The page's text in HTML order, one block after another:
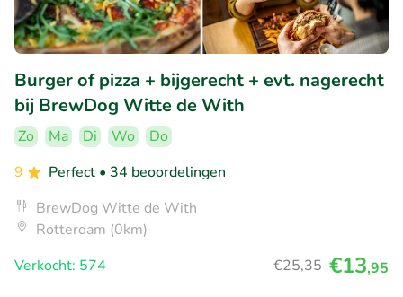
Burger of pizza + bijgerecht + evt. nagerecht
bij BrewDog Witte de With
Zo Ma Di Wo
Do
9
Perfect • 34 beoordelingen
BrewDog Witte de With
Rotterdam (0km)
Verkocht: 574
€25,35 €13,95